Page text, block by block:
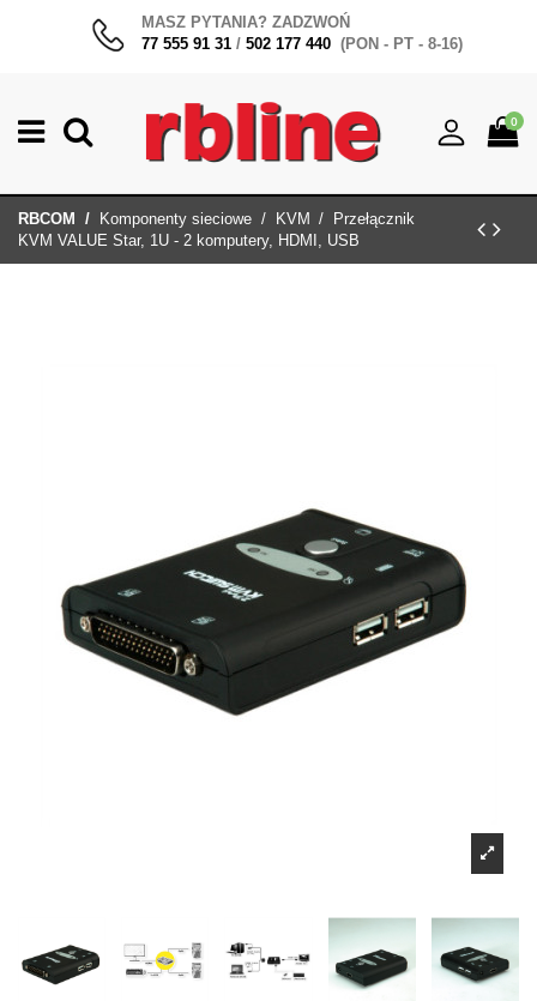
MASZ PYTANIA? ZADZWOŃ
77 555 91 31 / 502 177 440 (PON - PT - 8-16)
0
RBCOM Komponenty sieciowe KVM
Przełącznik
KVM VALUE Star, 1U - 2 komputery, HDMI, USB